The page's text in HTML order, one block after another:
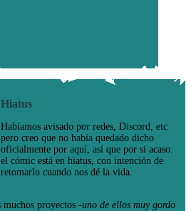
Hiatus
Habíamos avisado por redes, Discord, etc
pero creo que no había quedado dicho
oficialmente por aquí, así que por si acaso:
el cómic está en hiatus, con intención de
retomarlo cuando nos dé la vida.
proyectos -uno de ellos muy gordo